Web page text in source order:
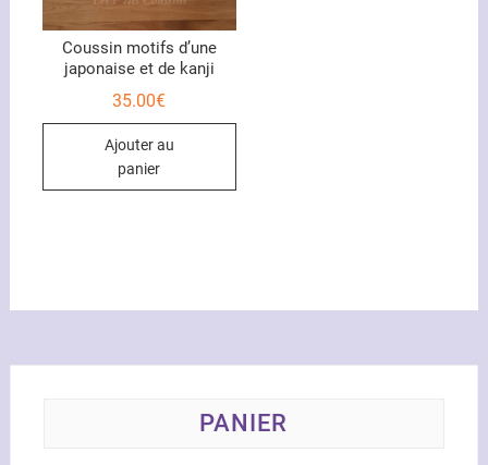
page
Coussin motifs d’une
japonaise et de kanji
35.00€
Ajouter au
panier
PANIER